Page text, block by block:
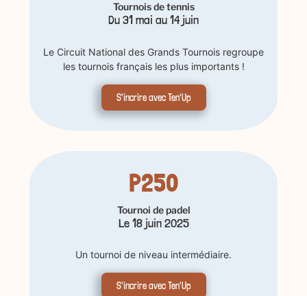
Tournois de tennis
Du 31 mai au 14 juin
Le Circuit National des Grands Tournois regroupe
les tournois français les plus importants !
S'incrire avec Ten'Up
P250
Tournoi de padel
Le 18 juin 2025
Un tournoi de niveau intermédiaire.
S'incrire avec Ten'Up